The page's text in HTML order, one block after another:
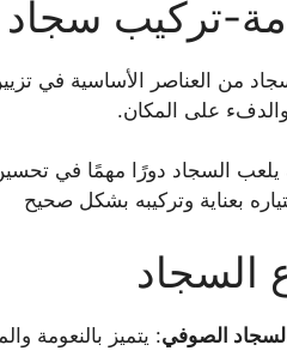
تركيب
من العناصر الأساسية في
على المكان.
يلعب السجاد دورًا مهمًا في
بعناية وتركيبه بشكل صحيح
السجاد
الصوفي: يتميز بالنعومة